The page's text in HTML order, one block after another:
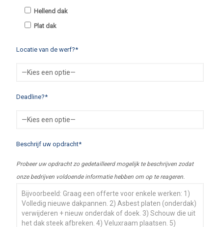
Hellend dak
Plat dak
Locatie van de werf?*
Deadline?*
Beschrijf uw opdracht*
Probeer uw opdracht zo gedetailleerd mogelijk te beschrijven zodat
onze bedrijven voldoende informatie hebben om op te reageren.